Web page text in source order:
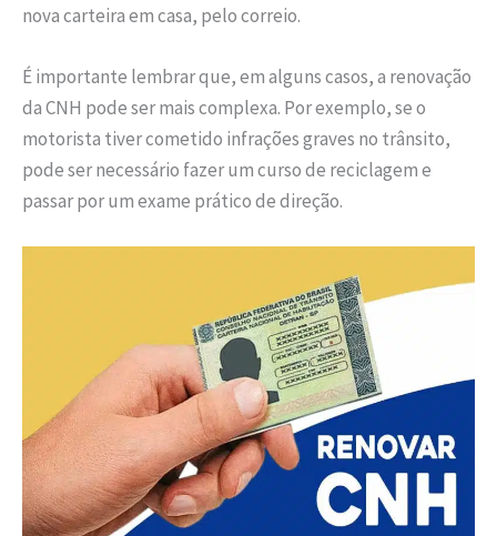
nova carteira em casa, pelo correio.
É importante lembrar que, em alguns casos, a renovação
da CNH pode ser mais complexa. Por exemplo, se o
motorista tiver cometido infrações graves no trânsito,
pode ser necessário fazer um curso de reciclagem e
passar por um exame prático de direção.